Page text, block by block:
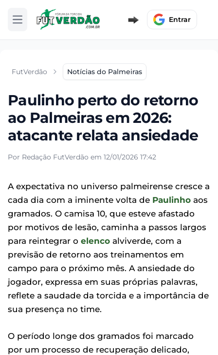
Abrir menu Entrar
FutVerdão Notícias do Palmeiras
Paulinho perto do retorno
ao Palmeiras em 2026:
atacante relata ansiedade
Por Redação FutVerdão em 12/01/2026 17:42
A expectativa no universo palmeirense cresce a
cada dia com a iminente volta de Paulinho aos
gramados. O camisa 10, que esteve afastado
por motivos de lesão, caminha a passos largos
para reintegrar o elenco alviverde, com a
previsão de retorno aos treinamentos em
campo para o próximo mês. A ansiedade do
jogador, expressa em suas próprias palavras,
reflete a saudade da torcida e a importância de
sua presença no time.
O período longe dos gramados foi marcado
por um processo de recuperação delicado,